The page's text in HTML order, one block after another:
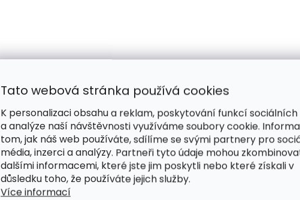
Tato webová stránka používá cookies
K personalizaci obsahu a reklam, poskytování funkcí
a analýze naší návštěvnosti využíváme soubory cookie.
tom, jak náš web používáte, sdílíme se svými partnery pro
média, inzerci a analýzy. Partneři tyto údaje mohou
dalšími informacemi, které jste jim poskytli nebo které získali v
důsledku toho, že používáte jejich služby.
Více informací